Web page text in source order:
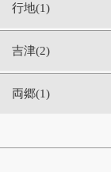
行地(1)
吉津(2)
両郷(1)